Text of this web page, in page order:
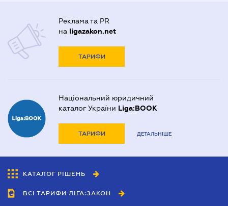
Реклама та PR
на ligazakon.net
ТАРИФИ
Національний юридичний
каталог України Liga:BOOK
ТАРИФИ ДЕТАЛЬНІШЕ
КАТАЛОГ РІШЕНЬ
ВСІ ТАРИФИ ЛІГА:ЗАКОН